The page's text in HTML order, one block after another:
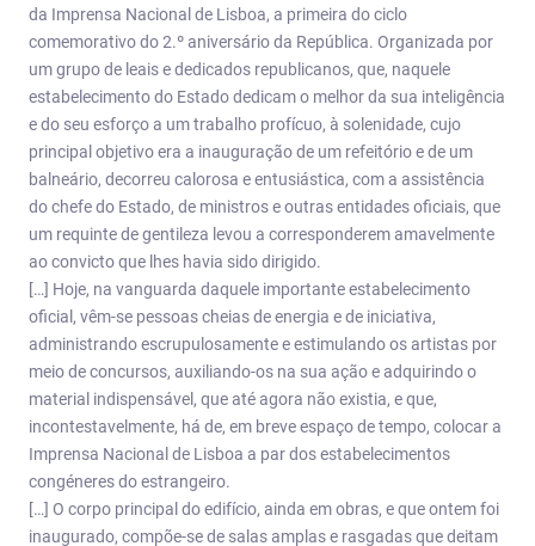
da Imprensa Nacional de Lisboa, a primeira do ciclo
comemorativo do 2.º aniversário da República. Organizada por
um grupo de leais e dedicados republicanos, que, naquele
estabelecimento do Estado dedicam o melhor da sua inteligência
e do seu esforço a um trabalho profícuo, à solenidade, cujo
principal objetivo era a inauguração de um refeitório e de um
balneário, decorreu calorosa e entusiástica, com a assistência
do chefe do Estado, de ministros e outras entidades oficiais, que
um requinte de gentileza levou a corresponderem amavelmente
ao convicto que lhes havia sido dirigido.
[…] Hoje, na vanguarda daquele importante estabelecimento
oficial, vêm-se pessoas cheias de energia e de iniciativa,
administrando escrupulosamente e estimulando os artistas por
meio de concursos, auxiliando-os na sua ação e adquirindo o
material indispensável, que até agora não existia, e que,
incontestavelmente, há de, em breve espaço de tempo, colocar a
Imprensa Nacional de Lisboa a par dos estabelecimentos
congéneres do estrangeiro.
[…] O corpo principal do edifício, ainda em obras, e que ontem foi
inaugurado, compõe-se de salas amplas e rasgadas que deitam